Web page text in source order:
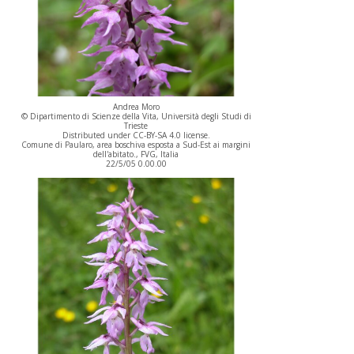
Andrea Moro
© Dipartimento di Scienze della Vita, Università degli Studi di
Trieste
Distributed under CC-BY-SA 4.0 license.
Comune di Paularo, area boschiva esposta a Sud-Est ai margini
dell'abitato., FVG, Italia
22/5/05 0.00.00